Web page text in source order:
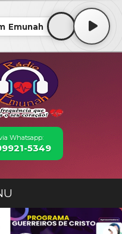
Emunah
Whatsapp:
5349